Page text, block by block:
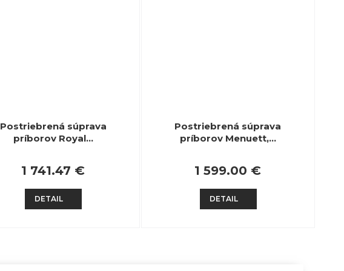
Postriebrená súprava
príborov Royal…
1 741.47 €
DETAIL
Postriebrená súprava
príborov Menuett,…
1 599.00 €
DETAIL